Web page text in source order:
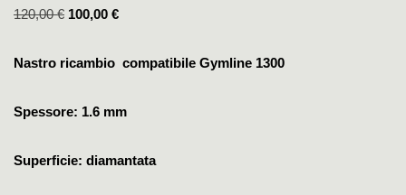
120,00€ 100,00 €
Nastro ricambio compatibile Gymline 1300
Spessore: 1.6 mm
Superficie: diamantata